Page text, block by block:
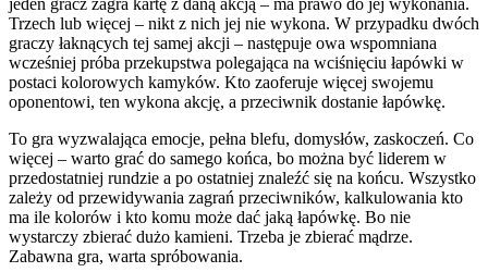
Trzech lub więcej – nikt z nich jej nie wykona. W przypadku dwóch
graczy łaknących tej samej akcji – następuje owa wspomniana
wcześniej próba przekupstwa polegająca na wciśnięciu łapówki w
postaci kolorowych kamyków. Kto zaoferuje więcej swojemu
oponentowi, ten wykona akcję, a przeciwnik dostanie łapówkę.
To gra wyzwalająca emocje, pełna blefu, domysłów, zaskoczeń. Co
więcej – warto grać do samego końca, bo można być liderem w
przedostatniej rundzie a po ostatniej znaleźć się na końcu. Wszystko
zależy od przewidywania zagrań przeciwników, kalkulowania kto
ma ile kolorów i kto komu może dać jaką łapówkę. Bo nie
wystarczy zbierać dużo kamieni. Trzeba je zbierać mądrze.
Zabawna gra, warta spróbowania.